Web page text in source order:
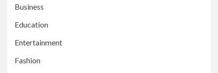
Business
Education
Entertainment
Fashion